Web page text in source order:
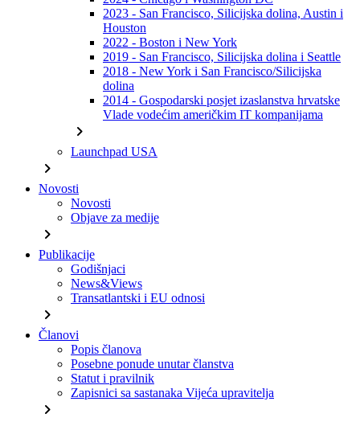
2023 - San Francisco, Silicijska dolina, Austin i
Houston
2022 - Boston i New York
2019 - San Francisco, Silicijska dolina i Seattle
2018 - New York i San Francisco/Silicijska
dolina
2014 - Gospodarski posjet izaslanstva hrvatske
Vlade vodećim američkim IT kompanijama
chevron_right
Launchpad USA
chevron_right
Novosti
Novosti
Objave za medije
chevron_right
Publikacije
Godišnjaci
News&Views
Transatlantski i EU odnosi
chevron_right
Članovi
Popis članova
Posebne ponude unutar članstva
Statut i pravilnik
Zapisnici sa sastanaka Vijeća upravitelja
chevron_right